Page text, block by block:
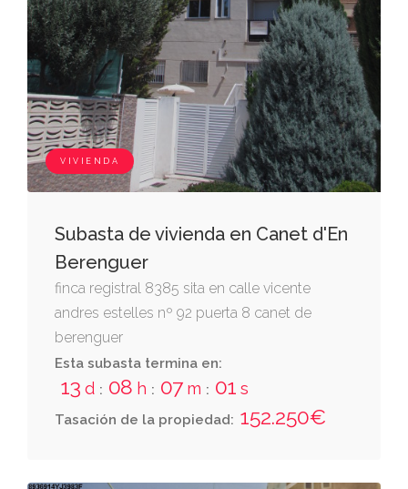
VIVIENDA
Subasta de vivienda en Canet d'En
Berenguer
finca registral 8385 sita en calle vicente
andres estelles nº 92 puerta 8 canet de
berenguer
Esta subasta termina en:
13 d : 08 h : 07 m : 00s
Tasación de la propiedad: 152.250€